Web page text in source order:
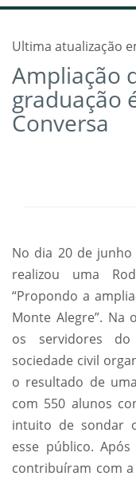
Ultima atualização
Ampliação
graduação
Conversa
No dia 20 de junho
realizou uma
“Propondo a
Monte Alegre”. Na
os servidores do
sociedade civil
o resultado de
com 550 alunos
intuito de sondar
esse público.
contribuíram com